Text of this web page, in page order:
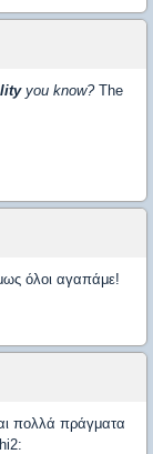
you know?The
όλοι αγαπάμε!
πολλά πράγματα